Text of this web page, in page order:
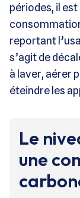
périodes, il
reportant
s’agit de
à laver, aérer
éteindre les
Le
une